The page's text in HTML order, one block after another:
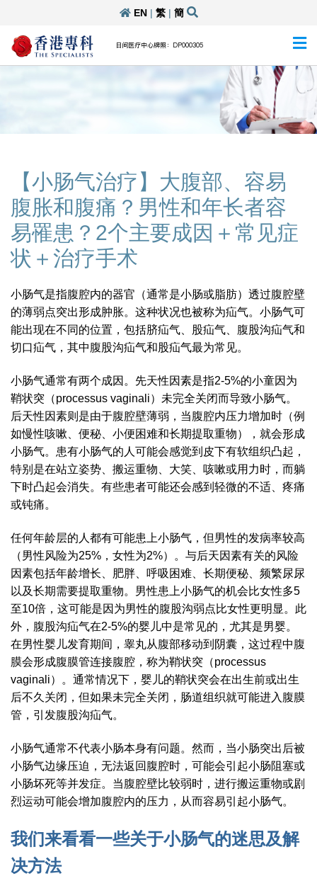
EN| 繁| 簡
日间医疗中心牌照：DP000305
【小肠气治疗】大腹部、容易
腹胀和腹痛？男性和年长者容
易罹患？2个主要成因＋常见症
状＋治疗手术
小肠气是指腹腔内的器官（通常是小肠或脂肪）透过腹腔壁
的薄弱点突出形成肿胀。这种状况也被称为疝气。小肠气可
能出现在不同的位置，包括脐疝气、股疝气、腹股沟疝气和
切口疝气，其中腹股沟疝气和股疝气最为常见。
小肠气通常有两个成因。先天性因素是指2-5%的小童因为
鞘状突（processus vaginali）未完全关闭而导致小肠气。
后天性因素则是由于腹腔壁薄弱，当腹腔内压力增加时（例
如慢性咳嗽、便秘、小便困难和长期提取重物），就会形成
小肠气。患有小肠气的人可能会感觉到皮下有软组织凸起，
特别是在站立姿势、搬运重物、大笑、咳嗽或用力时，而躺
下时凸起会消失。有些患者可能还会感到轻微的不适、疼痛
或钝痛。
任何年龄层的人都有可能患上小肠气，但男性的发病率较高
（男性风险为25%，女性为2%）。与后天因素有关的风险
因素包括年龄增长、肥胖、呼吸困难、长期便秘、频繁尿尿
以及长期需要提取重物。男性患上小肠气的机会比女性多5
至10倍，这可能是因为男性的腹股沟弱点比女性更明显。此
外，腹股沟疝气在2-5%的婴儿中是常见的，尤其是男婴。
在男性婴儿发育期间，睾丸从腹部移动到阴囊，这过程中腹
膜会形成腹膜管连接腹腔，称为鞘状突（processus
vaginali）。通常情况下，婴儿的鞘状突会在出生前或出生
后不久关闭，但如果未完全关闭，肠道组织就可能进入腹膜
管，引发腹股沟疝气。
小肠气通常不代表小肠本身有问题。然而，当小肠突出后被
小肠气边缘压迫，无法返回腹腔时，可能会引起小肠阻塞或
小肠坏死等并发症。当腹腔壁比较弱时，进行搬运重物或剧
烈运动可能会增加腹腔内的压力，从而容易引起小肠气。
我们来看看一些关于小肠气的迷思及解
决方法